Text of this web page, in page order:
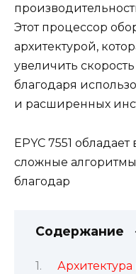
Этот процессор
архитектурой,
увеличить
благодаря
и расширенных
EPYC 7551
сложные
благодар
Содержание